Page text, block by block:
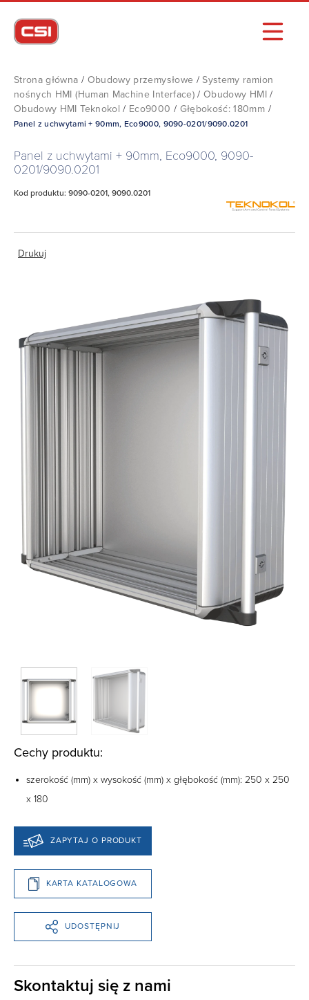
Strona główna / Obudowy przemysłowe /Systemy ramion
nośnych HMI (Human Machine Interface)/Obudowy HMI/
Obudowy HMI Teknokol / Eco9000 / Głębokość: 180mm /
Panel z uchwytami + 90mm, Eco9000, 9090-0201/9090.0201
Panel z uchwytami + 90mm, Eco9000, 9090-
0201/9090.0201
Kod produktu: 9090-0201, 9090.0201
Drukuj
Cechy produktu:
szerokość (mm) x wysokość (mm) x głębokość (mm): 250 x 250
x 180
ZAPYTAJ O PRODUKT
KARTA KATALOGOWA
UDOSTĘPNIJ
Skontaktuj się z nami